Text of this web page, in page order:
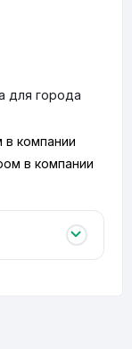
для города
компании
в компании